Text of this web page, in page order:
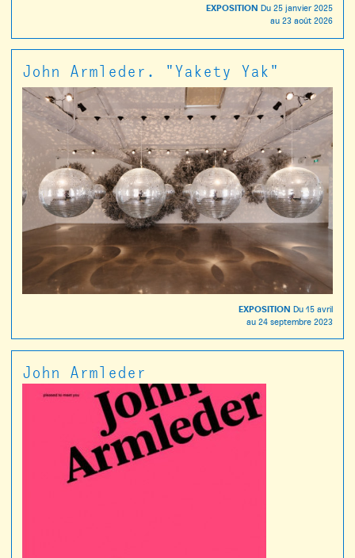
EXPOSITION Du 25 janvier 2025
au 23 août 2026
John Armleder. "Yakety Yak"
EXPOSITION Du 15 avril
au 24 septembre 2023
John Armleder